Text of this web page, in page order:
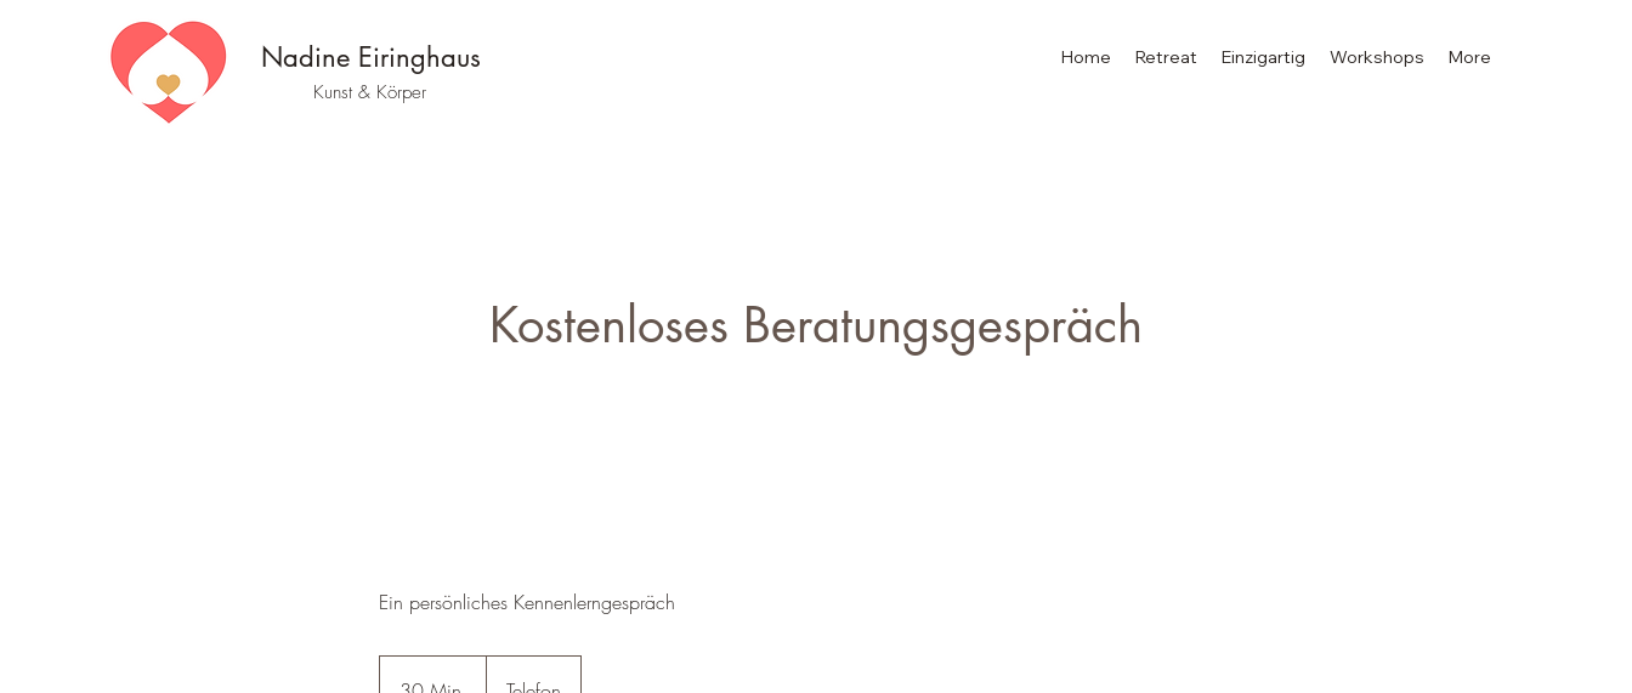
Nadine Eiringhaus
Kunst & Körper
Home Retreat Einzigartig Workshops More
Kostenloses Beratungsgespräch
Ein persönliches Kennenlerngespräch